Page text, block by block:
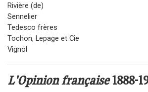
Rivière (de)
Sennelier
Tedesco frères
Tochon, Lepage et Cie
Vignol
L'Opinion française1888-